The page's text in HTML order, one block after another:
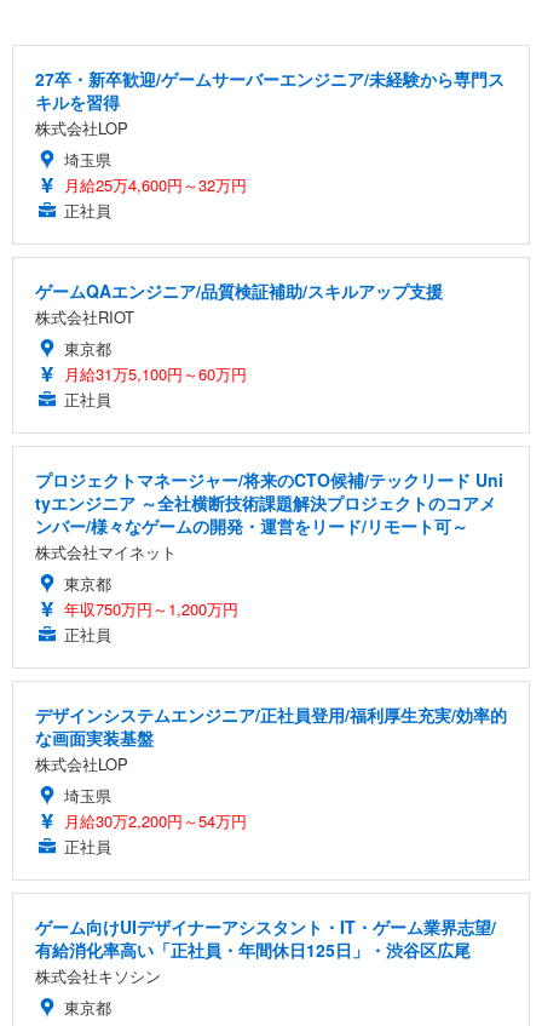
27卒・新卒歓迎/ゲームサーバーエンジニア/未経験から専門ス
キルを習得
株式会社LOP
埼玉県
月給25万4,600円～32万円
正社員
ゲームQAエンジニア/品質検証補助/スキルアップ支援
株式会社RIOT
東京都
月給31万5,100円～60万円
正社員
プロジェクトマネージャー/将来のCTO候補/テックリード Uni
tyエンジニア ～全社横断技術課題解決プロジェクトのコアメ
ンバー/様々なゲームの開発・運営をリード/リモート可～
株式会社マイネット
東京都
年収750万円～1,200万円
正社員
デザインシステムエンジニア/正社員登用/福利厚生充実/効率的
な画面実装基盤
株式会社LOP
埼玉県
月給30万2,200円～54万円
正社員
ゲーム向けUIデザイナーアシスタント・IT・ゲーム業界志望/
有給消化率高い「正社員・年間休日125日」・渋谷区広尾
株式会社キソシン
東京都